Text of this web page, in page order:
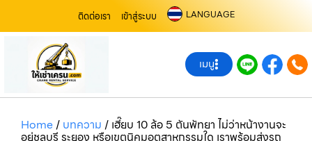
ติดต่อเรา เข้าสู่ระบบ LANGUAGE
เมนู
Home/ บทความ / เฮี๊ยบ 10 ล้อ 5 ตันพัทยา ไม่ว่าหน้างานจะ
อยู่ชลบุรี ระยอง หรือเขตนิคมอุตสาหกรรมใด เราพร้อมส่งรถ